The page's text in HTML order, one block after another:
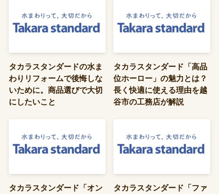
タカラスタンダードの水ま
わりリフォームで後悔しな
いために。商品選びで大切
にしたいこと
タカラスタンダード「高品
位ホーロー」の魅力とは？
長く快適に使える理由を越
谷市の工務店が解説
タカラスタンダード「オン
タカラスタンダード「ファ